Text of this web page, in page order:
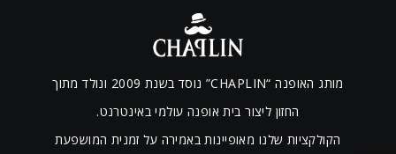
מותג האופנה “CHAPLIN” נוסד בשנת 2009 ונולד מתוך
החזון ליצור בית אופנה עולמי באינטרנט.
הקולקציות שלנו מאופיינות באמירה על זמנית המושפעת